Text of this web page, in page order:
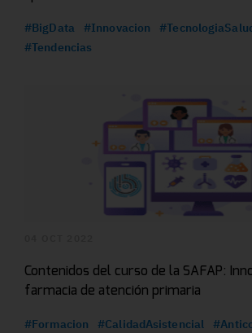
#BigData #Innovacion
#Tendencias
Contenidos del curso de la SAFAP:
farmacia de atención primaria
#Formacion #CalidadAsistencial